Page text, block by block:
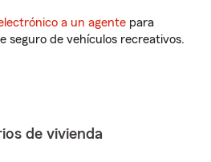
a un agente para
seguro de vehículos recreativos.
de vivienda